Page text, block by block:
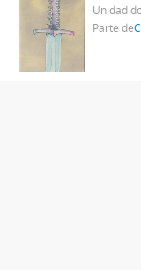
Unidad
Parte de